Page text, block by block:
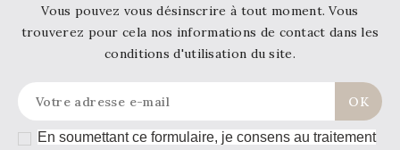
Vous pouvez vous désinscrire à tout moment. Vous
trouverez pour cela nos informations de contact dans les
conditions d'utilisation du site.
En soumettant ce formulaire, je consens au traitement